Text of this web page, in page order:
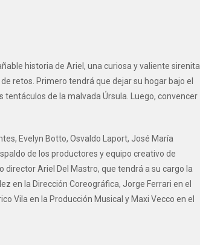
historia de Ariel, una curiosa y valiente sirenita
retos. Primero tendrá que dejar su hogar bajo el
de la malvada Úrsula. Luego, convencer
Evelyn Botto, Osvaldo Laport, José María
de los productores y equipo creativo de
Ariel Del Mastro, que tendrá a su cargo la
en la Dirección Coreográfica, Jorge Ferrari en el
Vila en la Producción Musical y Maxi Vecco ​​en el